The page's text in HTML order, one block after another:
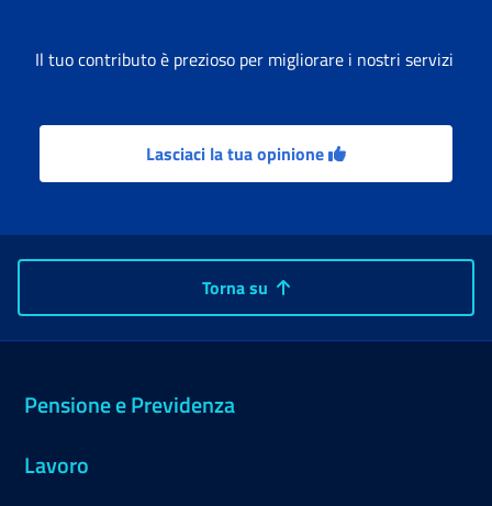
Il tuo contributo è prezioso per migliorare i nostri servizi
Lasciaci la tua opinione
Torna su
Pensione e Previdenza
Lavoro